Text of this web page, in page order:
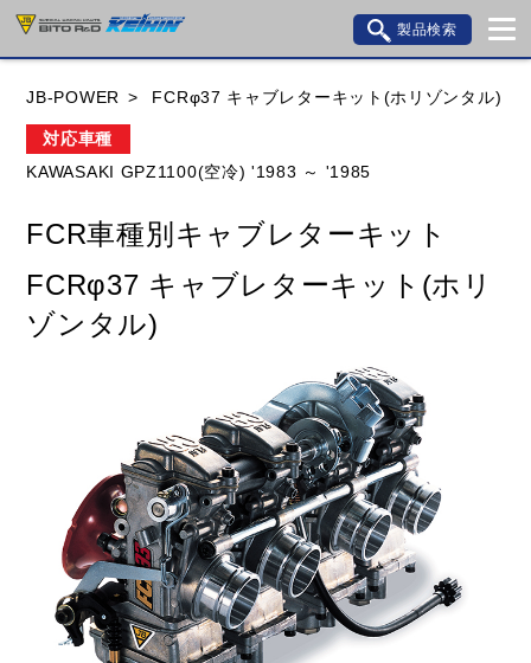
製品検索
HUSQVANA
閉じる
JB-POWER FCRφ37 キャブレターキット(ホリゾンタル)
対応車種
KAWASAKI GPZ1100(空冷) '1983 ～ '1985
FCR車種別キャブレターキット
FCRφ37 キャブレターキット(ホリ
ゾンタル)